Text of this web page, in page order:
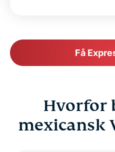
Get ExpressVPN for
Få
Hvorfor
mexicansk